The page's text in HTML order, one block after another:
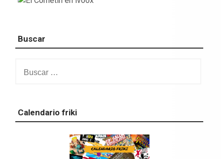
Buscar
Calendario friki